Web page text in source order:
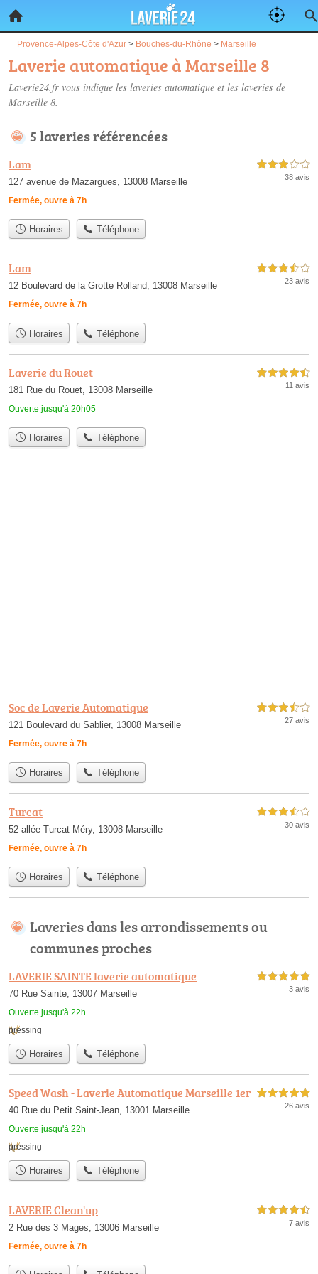
Provence-Alpes-Côte d'Azur > Bouches-du-Rhône > Marseille
Laverie automatique à Marseille 8
Laverie24.fr vous indique les laveries automatique et les laveries de
Marseille 8.
5 laveries référencées
Lam
127 avenue de Mazargues, 13008 Marseille
Fermée, ouvre à 7h
3,0 étoiles sur 5
38 avis
Horaires Téléphone
Lam
12 Boulevard de la Grotte Rolland, 13008 Marseille
Fermée, ouvre à 7h
3,5 étoiles sur 5
23 avis
Horaires Téléphone
Laverie du Rouet
181 Rue du Rouet, 13008 Marseille
Ouverte jusqu'à 20h05
4,5 étoiles sur 5
11 avis
Horaires Téléphone
Soc de Laverie Automatique
121 Boulevard du Sablier, 13008 Marseille
Fermée, ouvre à 7h
3,5 étoiles sur 5
27 avis
Horaires Téléphone
Turcat
52 allée Turcat Méry, 13008 Marseille
Fermée, ouvre à 7h
3,5 étoiles sur 5
30 avis
Horaires Téléphone
Laveries dans les arrondissements ou
communes proches
LAVERIE SAINTE laverie automatique
70 Rue Sainte, 13007 Marseille
Ouverte jusqu'à 22h
5,0 étoiles sur 5
3 avis
pressing
Horaires Téléphone
Speed Wash - Laverie Automatique Marseille 1er
40 Rue du Petit Saint-Jean, 13001 Marseille
Ouverte jusqu'à 22h
5,0 étoiles sur 5
26 avis
pressing
Horaires Téléphone
LAVERIE Clean'up
2 Rue des 3 Mages, 13006 Marseille
Fermée, ouvre à 7h
4,5 étoiles sur 5
7 avis